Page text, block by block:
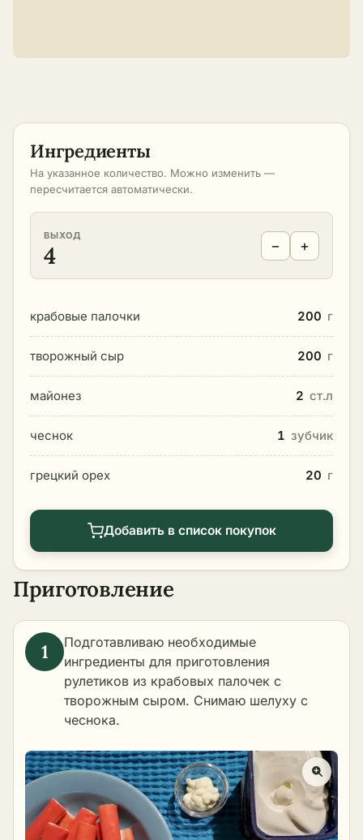
Ингредиенты
На указанное количество. Можно изменить —
пересчитается автоматически.
ВЫХОД
4 − +
крабовые палочки 200 г
творожный сыр 200 г
майонез 2 ст.л
чеснок 1 зубчик
грецкий орех 20 г
Добавить в список покупок
Приготовление
Подготавливаю необходимые
ингредиенты для приготовления
рулетиков из крабовых палочек с
творожным сыром. Снимаю шелуху с
чеснока.